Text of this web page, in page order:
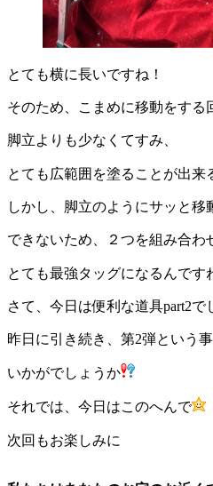
とても横に長いですね！
そのため、こまめに移動をする
脚立よりも少なくてすみ、
とても広範囲を塗ることが出来
しかし、脚立のようにサッと移
できないため、２つを組み合わ
とても最強タッグになるんです
さて、今日は便利な道具part2で
昨日に引き続き、第2弾という
いかがでしょうか
それでは、今日はこのへんで
次回もお楽しみに